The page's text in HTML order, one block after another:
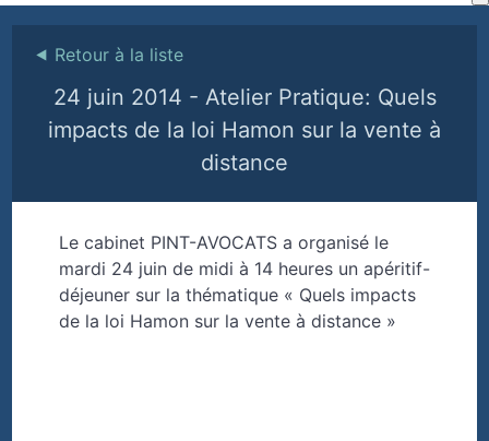
⯇ Retour à la liste
24 juin 2014 - Atelier Pratique: Quels
impacts de la loi Hamon sur la vente à
distance
Le cabinet PINT-AVOCATS a organisé le
mardi 24 juin de midi à 14 heures un apéritif-
déjeuner sur la thématique « Quels impacts
de la loi Hamon sur la vente à distance »